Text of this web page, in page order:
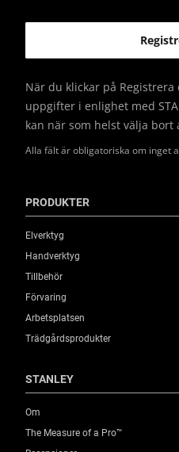
Alla fält är obligatoriska om inget
När du klickar på
uppgifter i enlighet med
kan när som helst välja
PRODUKTER
Elverktyg
Handverktyg
Tillbehör
Förvaring
Arbetsplatsen
Trädgårdsprodukter
STANLEY
Om
The Measure of a Pro™